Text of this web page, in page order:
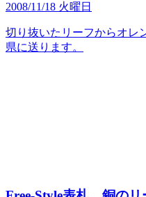
2008/11/18 火曜日
切り抜いたリーフからオレ
県に送ります。